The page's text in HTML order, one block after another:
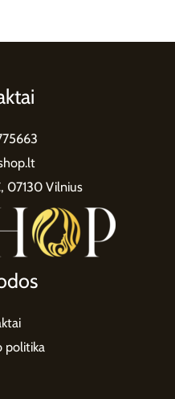
07130 Vilnius
politika